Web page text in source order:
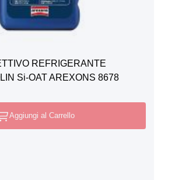
REFRIGERANTE
Si-OAT AREXONS 8678
Aggiungi al Carrello